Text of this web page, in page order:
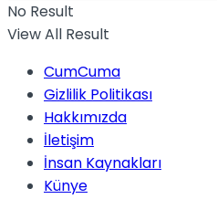
No Result
View All Result
CumCuma
Gizlilik Politikası
Hakkımızda
İletişim
İnsan Kaynakları
Künye